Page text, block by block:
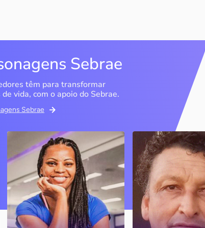
Sebrae
têm para transformar
vida, com o apoio do Sebrae.
Sebrae
Studio Olimpic Shape
São Paulo / SP
A ex-atleta olímpica e
empresária diz que o Sebrae
foi fundamental para que ela
conseguisse tirar a ideia do
papel e estruturar o negócio
DG
Água Mineral
Marília / SP
Entenda como o
ajudou a
negócio, que